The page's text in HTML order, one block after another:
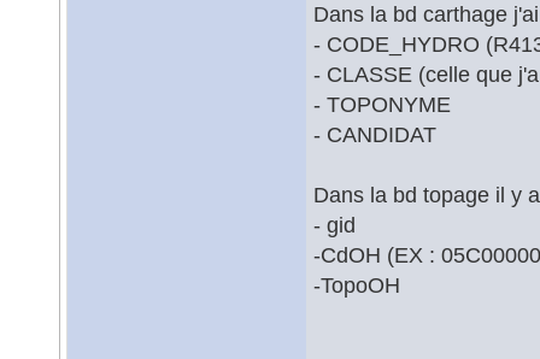
Dans la bd carthage
- CODE_HYDRO
- CLASSE (celle que
- TOPONYME
- CANDIDAT
Dans la bd topage il y
- gid
-CdOH (EX :
-TopoOH